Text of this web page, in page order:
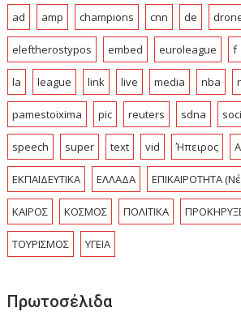
ad amp champions cnn de
eleftherostypos embed euroleague f
la league link live media nba
pamestoixima pic reuters sdna
speech super text vid Ήπειρος
ΕΚΠΑΙΔΕΥΤΙΚΑ ΕΛΛΑΔΑ ΕΠΙΚΑΙΡΟΤΗΤΑ
ΚΑΙΡΟΣ ΚΟΣΜΟΣ ΠΟΛΙΤΙΚΑ
ΤΟΥΡΙΣΜΟΣ ΥΓΕΙΑ
Πρωτοσέλιδα